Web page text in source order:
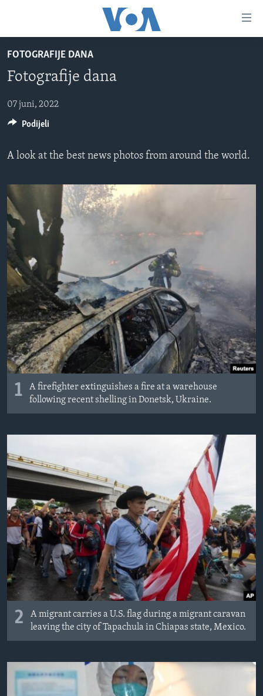
glavni
sadržaj
na
navigaciju
na
TV PROGRAM
VIDEO
FOTOGRAFIJE DANA
VIJESTI
NAUKA I TEHNOLOGIJA
KORUPCIJA
SLOBODA MEDIJA
ŽENSKA STRANA
IZBJEGLIČKA STRANA
MAGAZIN
O GLASU AMERIKE
Learning English
PRATITE NAS
Jezici
FOTOGRAFIJE DANA
Fotografije dana
07 juni, 2022
A look at the best news photos from around the world.
1
A firefighter extinguishes a fire at a warehouse
following recent shelling in Donetsk, Ukraine.
2
A migrant carries a U.S. flag during a migrant caravan
leaving the city of Tapachula in Chiapas state, Mexico.
Podijeli